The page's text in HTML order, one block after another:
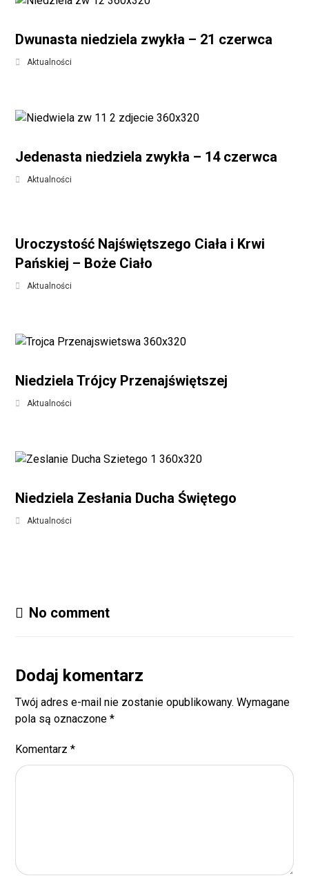
Dwunasta niedziela zwykła – 21 czerwca
Aktualności
Jedenasta niedziela zwykła – 14 czerwca
Aktualności
Uroczystość Najświętszego Ciała i Krwi
Pańskiej – Boże Ciało
Aktualności
Niedziela Trójcy Przenajświętszej
Aktualności
Niedziela Zesłania Ducha Świętego
Aktualności
No comment
Dodaj komentarz
Twój adres e-mail nie zostanie opublikowany. Wymagane
pola są oznaczone*
Komentarz*